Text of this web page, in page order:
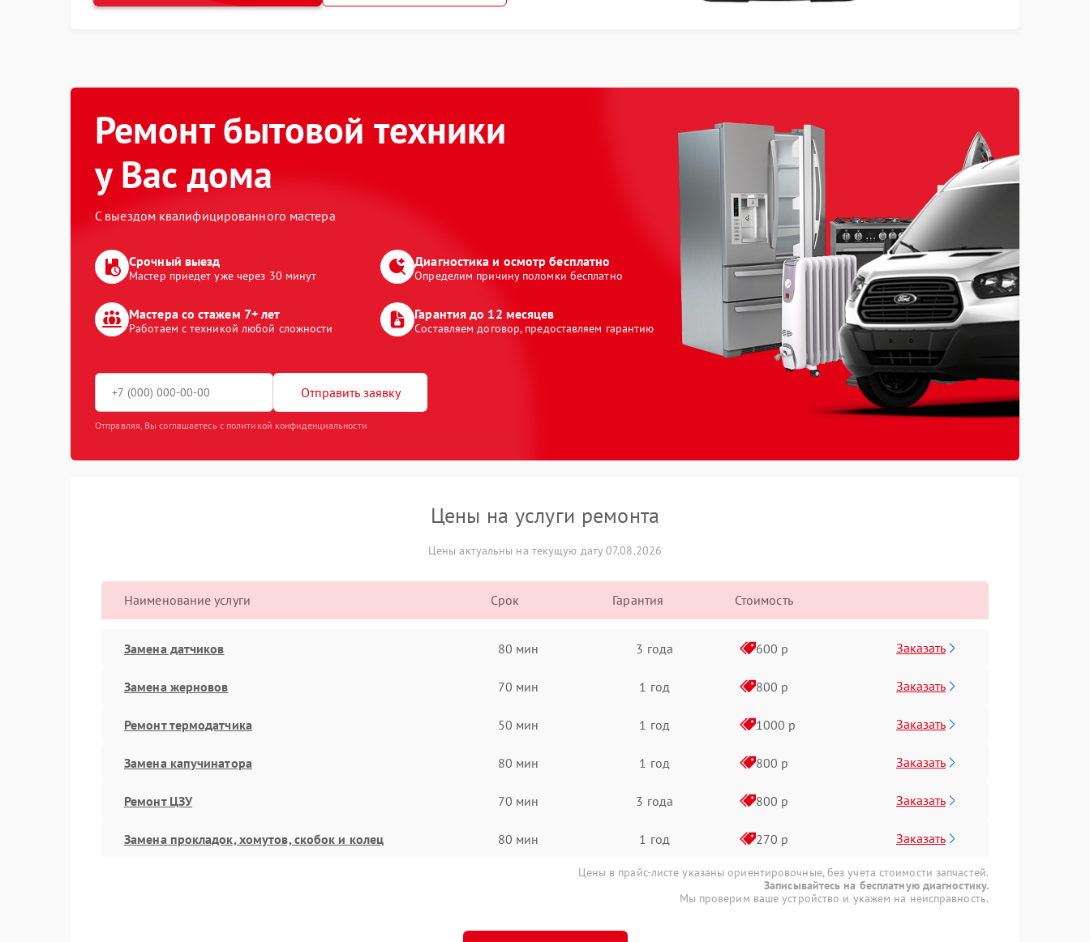
Ремонт бытовой техники
у Вас дома
С выездом квалифицированного мастера
Срочный выезд
Мастер приедет уже через 30 минут
Диагностика и осмотр бесплатно
Определим причину поломки бесплатно
Мастера со стажем 7+ лет
Работаем с техникой любой сложности
Гарантия до 12 месяцев
Составляем договор, предоставляем гарантию
Отправить заявку
Отправляя, Вы соглашаетесь с политикой конфиденциальности
Цены на услуги ремонта
Цены актуальны на текущую дату 07.08.2026
Наименование услуги Срок Гарантия Стоимость
Замена датчиков 80 мин 3 года 600 р Заказать
Замена жерновов 70 мин 1 год 800 р Заказать
Ремонт термодатчика 50 мин 1 год 1000 р Заказать
Замена капучинатора 80 мин 1 год 800 р Заказать
Ремонт ЦЗУ 70 мин 3 года 800 р Заказать
Замена прокладок, хомутов, скобок и колец 80 мин 1 год 270 р Заказать
Цены в прайс-листе указаны ориентировочные, без учета стоимости запчастей.
Записывайтесь на бесплатную диагностику.
Мы проверим ваше устройство и укажем на неисправность.